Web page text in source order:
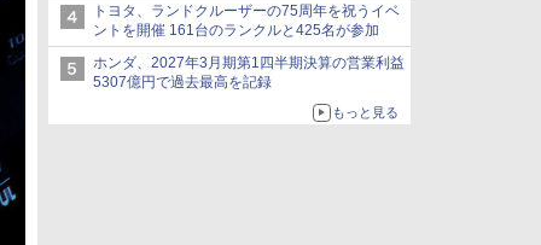
トヨタ、ランドクルーザーの75周年を祝うイベ
ントを開催 161台のランクルと425名が参加
ホンダ、2027年3月期第1四半期決算の営業利益
5307億円で過去最高を記録
もっと見る